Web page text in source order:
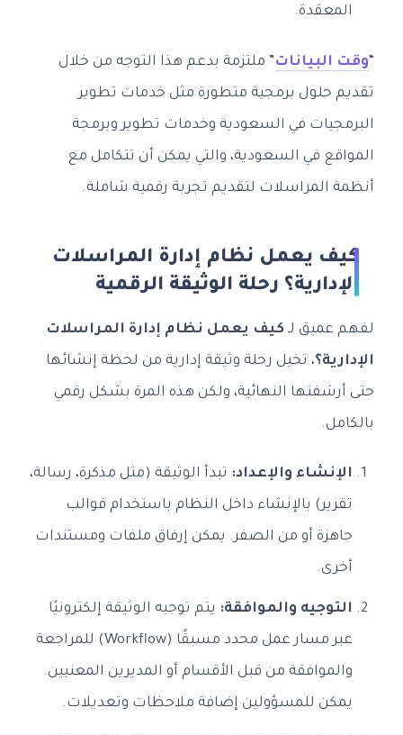
المعقدة.
“وقت البيانات” ملتزمة بدعم هذا التوجه من خلال
تقديم حلول برمجية متطورة مثل خدمات تطوير
البرمجيات في السعودية وخدمات تطوير وبرمجة
المواقع في السعودية، والتي يمكن أن تتكامل مع
أنظمة المراسلات لتقديم تجربة رقمية شاملة.
كيف يعمل نظام إدارة المراسلات
الإدارية؟ رحلة الوثيقة الرقمية
لفهم عميق لـ كيف يعمل نظام إدارة المراسلات
الإدارية؟، تخيل رحلة وثيقة إدارية من لحظة إنشائها
حتى أرشفتها النهائية، ولكن هذه المرة بشكل رقمي
بالكامل.
الإنشاء والإعداد: تبدأ الوثيقة (مثل مذكرة، رسالة،
تقرير) بالإنشاء داخل النظام باستخدام قوالب
جاهزة أو من الصفر. يمكن إرفاق ملفات ومستندات
أخرى.
التوجيه والموافقة: يتم توجيه الوثيقة إلكترونيًا
عبر مسار عمل محدد مسبقًا (Workflow) للمراجعة
والموافقة من قبل الأقسام أو المديرين المعنيين.
يمكن للمسؤولين إضافة ملاحظات وتعديلات.